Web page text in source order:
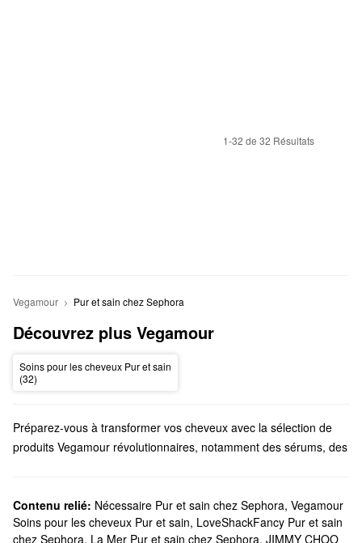
1-32 de 32 Résultats
Vegamour Pur et sain chez Sephora
Découvrez plus Vegamour
Soins pour les cheveux Pur et sain
(32)
Préparez-vous à transformer vos cheveux avec la sélection de
produits Vegamour révolutionnaires, notamment des sérums, des
Nous vendons de nombreuses solutions pour lescheveux
Vegamour chez Sephora. Si vous avez des cheveux clairsemés,
Contenu relié: Nécessaire Pur et sain chez Sephora, Vegamour
Soins pour les cheveux Pur et sain, LoveShackFancy Pur et sain
chez Sephora, La Mer Pur et sain chez Sephora, JIMMY CHOO